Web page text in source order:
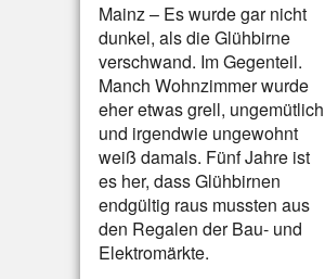
Mainz – Es wurde gar nicht
dunkel, als die Glühbirne
verschwand. Im Gegenteil.
Manch Wohnzimmer wurde
eher etwas grell, ungemütlich
und irgendwie ungewohnt
weiß damals. Fünf Jahre ist
es her, dass Glühbirnen
endgültig raus mussten aus
den Regalen der Bau- und
Elektromärkte.